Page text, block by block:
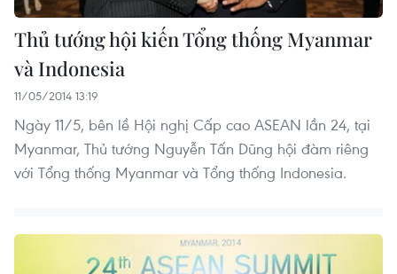
Thủ tướng hội kiến Tổng thống Myanmar
và Indonesia
11/05/2014 13:19
Ngày 11/5, bên lề Hội nghị Cấp cao ASEAN lần 24, tại
Myanmar, Thủ tướng Nguyễn Tấn Dũng hội đàm riêng
với Tổng thống Myanmar và Tổng thống Indonesia.